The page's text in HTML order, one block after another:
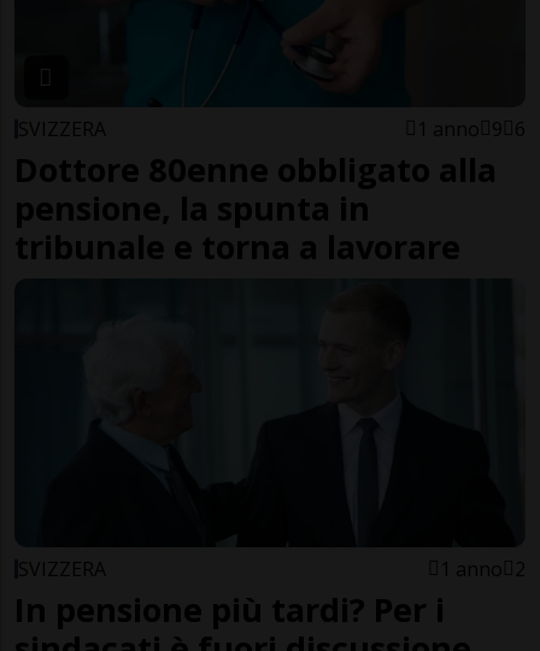
SVIZZERA 1 anno 9 6
Dottore 80enne obbligato alla
pensione, la spunta in
tribunale e torna a lavorare
SVIZZERA 1 anno 2
In pensione più tardi? Per i